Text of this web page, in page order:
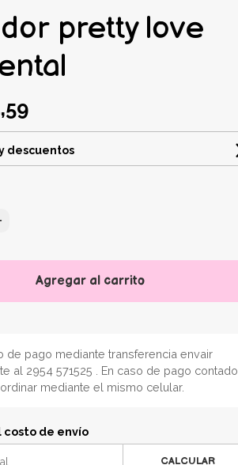
pretty love
descuentos
Agregar al carrito
de pago mediante transferencia envair
al 2954 571525 . En caso de pago contado
mediante el mismo celular.
de envío
CALCULAR